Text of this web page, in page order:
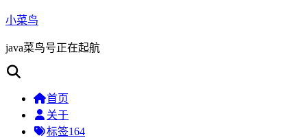
小菜鸟
java菜鸟号正在起航
首页
关于
标签164